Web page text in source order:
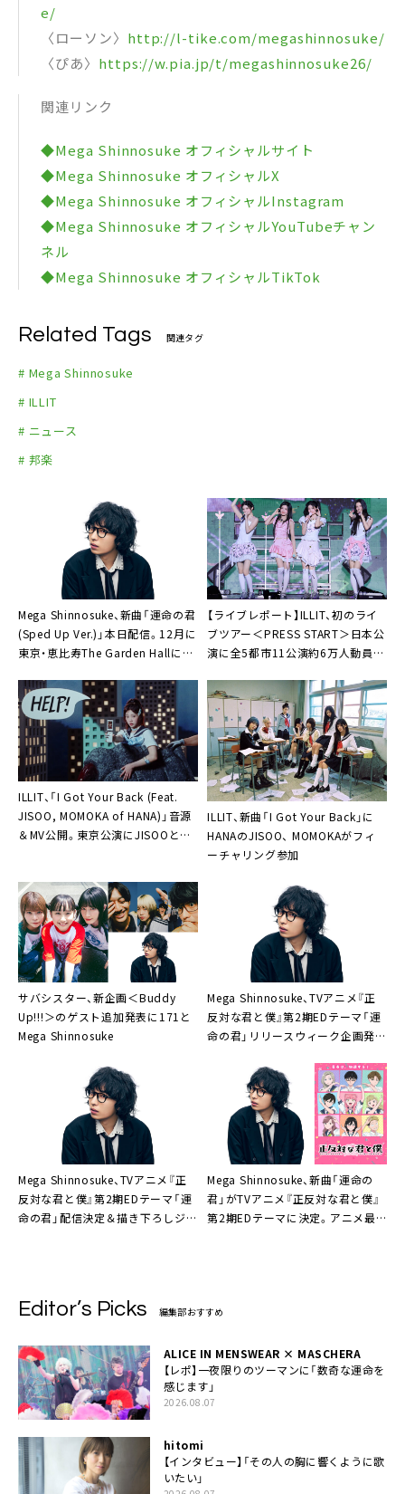
e/
〈ローソン〉 http://l-tike.com/megashinnosuke/
〈ぴあ〉 https://w.pia.jp/t/megashinnosuke26/
関連リンク
◆Mega Shinnosuke オフィシャルサイト
◆Mega Shinnosuke オフィシャルX
◆Mega Shinnosuke オフィシャルInstagram
◆Mega Shinnosuke オフィシャルYouTubeチャン
ネル
◆Mega Shinnosuke オフィシャルTikTok
Related Tags 関連タグ
# Mega Shinnosuke
# ILLIT
# ニュース
# 邦楽
Mega Shinnosuke、新曲「運命の君
(Sped Up Ver.)」本日配信。12月に
東京・恵比寿The Garden Hallにて
【ライブレポート】ILLIT、初のライ
ブツアー＜PRESS START＞日本公
演に全5都市11公演約6万人動員「I
いて」
ILLIT、「I Got Your Back (Feat.
JISOO, MOMOKA of HANA)」音源
＆MV公開。東京公演にJISOOと
ILLIT、新曲「I Got Your Back」に
HANAのJISOO、 MOMOKAがフィ
ーチャリング参加
サバシスター、新企画＜Buddy
Up!!!＞のゲスト追加発表に171と
Mega Shinnosuke
Mega Shinnosuke、TVアニメ『正
反対な君と僕』第2期EDテーマ「運
命の君」リリースウィーク企画発
ンスタライブ開催決定も
Mega Shinnosuke、TVアニメ『正
反対な君と僕』第2期EDテーマ「運
命の君」配信決定＆描き下ろしジャ
Mega Shinnosuke、新曲「運命の
君」がTVアニメ『正反対な君と僕』
第2期EDテーマに決定。アニメ最
Editor’s Picks 編集部おすすめ
ALICE IN MENSWEAR × MASCHERA
【レポ】一夜限りのツーマンに「数奇な運命を
感じます」
2026.08.07
hitomi
【インタビュー】「その人の胸に響くように歌
いたい」